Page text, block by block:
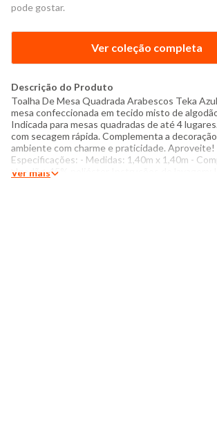
pode gostar.
Ver coleção completa
Descrição do Produto
Toalha De Mesa Quadrada Arabescos Teka
mesa confeccionada em tecido misto de
Indicada para mesas quadradas de até 4
com secagem rápida. Complementa a
ambiente com charme e praticidade. Aproveite!
Especificações: - Medidas: 1,40m x 1,40m -
algodão, 45% poliéster Instruções de lavagem:
Ver mais